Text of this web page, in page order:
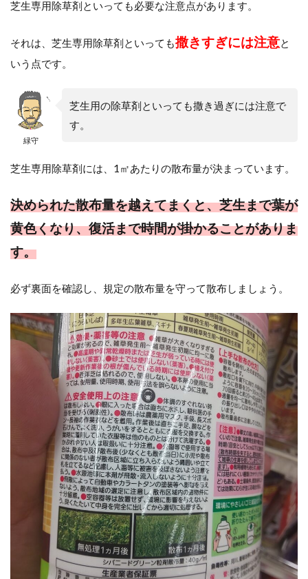
芝生専用除草剤といっても必要な注意点があります。
それは、芝生専用除草剤といっても撒きすぎには注意と
いう点です。
緑守
芝生用の除草剤といっても撒き過ぎには注意で
す。
芝生専用除草剤には、1㎡あたりの散布量が決まっています。
決められた散布量を越えてまくと、芝生まで葉が
黄色くなり、復活まで時間が掛かることがありま
す。
必ず裏面を確認し、規定の散布量を守って散布しましょう。